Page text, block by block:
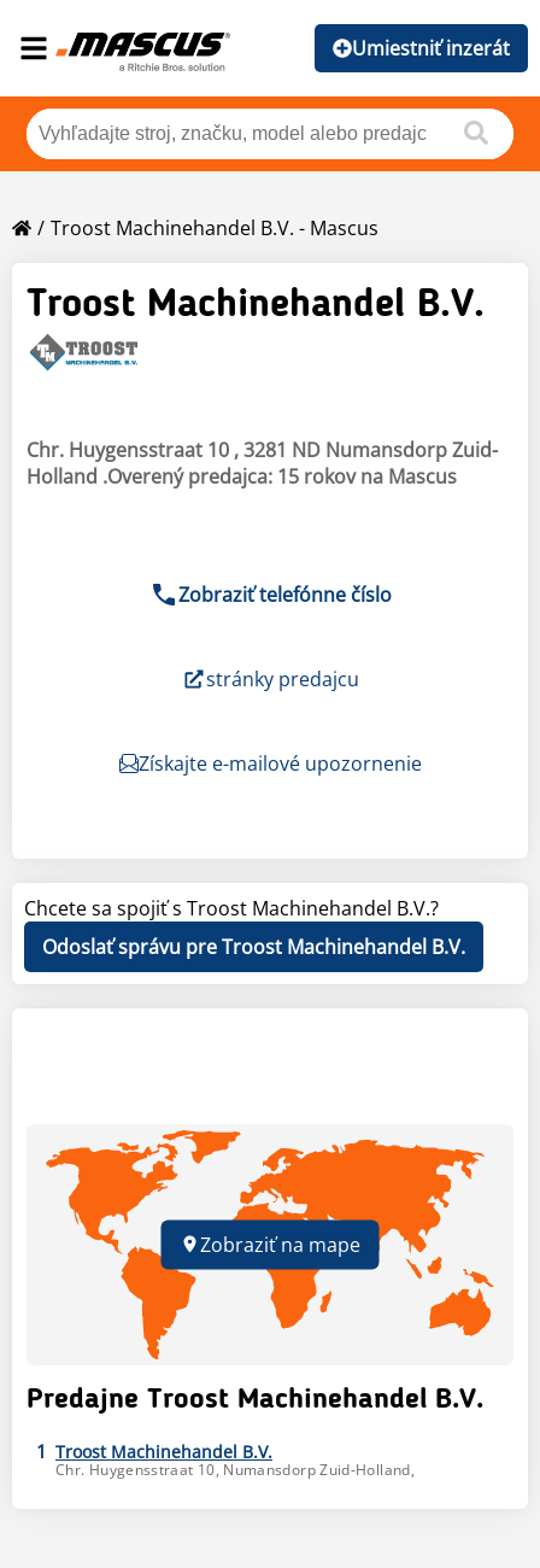
Umiestniť inzerát
Troost Machinehandel B.V. - Mascus
Troost Machinehandel B.V.
Chr. Huygensstraat 10 , 3281 ND Numansdorp Zuid-
Holland .Overený predajca: 15 rokov na Mascus
Zobraziť telefónne číslo
stránky predajcu
Získajte e-mailové upozornenie
Chcete sa spojiť s Troost Machinehandel B.V.?
Odoslať správu pre Troost Machinehandel B.V.
Predajne Troost Machinehandel B.V.
1 Troost Machinehandel B.V.
Chr. Huygensstraat 10, NumansdorpZuid-Holland,
Zobraziť na mape